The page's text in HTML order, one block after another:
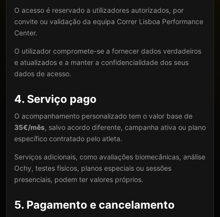
O acesso é reservado a utilizadores autorizados, por
convite ou validação da equipa Correr Lisboa Performance
Center.
O utilizador compromete-se a fornecer dados verdadeiros
e atualizados e a manter a confidencialidade dos seus
dados de acesso.
4. Serviço pago
O acompanhamento personalizado tem o valor base de
35€/mês, salvo acordo diferente, campanha ativa ou plano
específico contratado pelo atleta.
Serviços adicionais, como avaliações biomecânicas, análise
Ochy, testes físicos, planos especiais ou sessões
presenciais, podem ter valores próprios.
5. Pagamento e cancelamento